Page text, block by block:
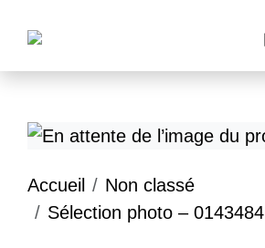
Accueil
Non classé
Sélection photo – 0143484